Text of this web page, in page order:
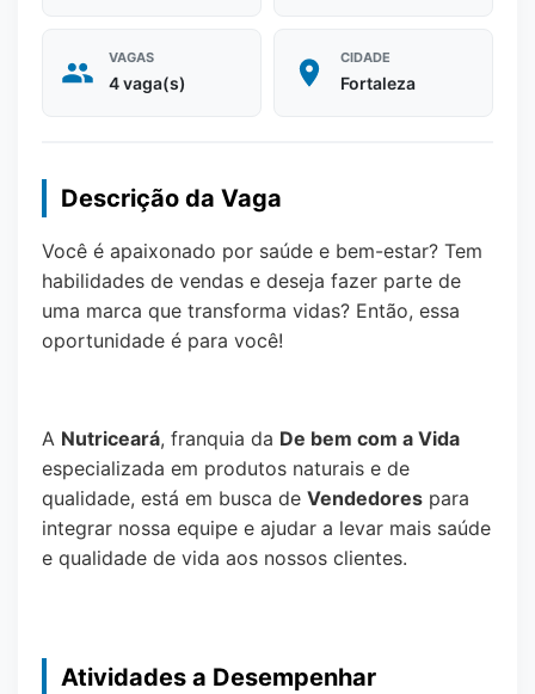
VAGAS
4 vaga(s)
CIDADE
Fortaleza
Descrição da Vaga
Você é apaixonado por saúde e bem-estar? Tem
habilidades de vendas e deseja fazer parte de
uma marca que transforma vidas? Então, essa
oportunidade é para você!
A Nutriceará, franquia da De bem com a Vida
especializada em produtos naturais e de
qualidade, está em busca de Vendedores para
integrar nossa equipe e ajudar a levar mais saúde
e qualidade de vida aos nossos clientes.
Atividades a Desempenhar